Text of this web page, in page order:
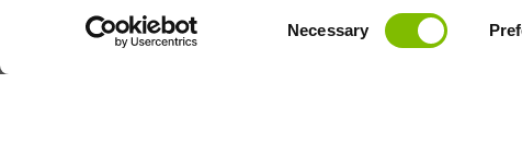
Necessary
touch with you and to provide updates and marketing.
Country